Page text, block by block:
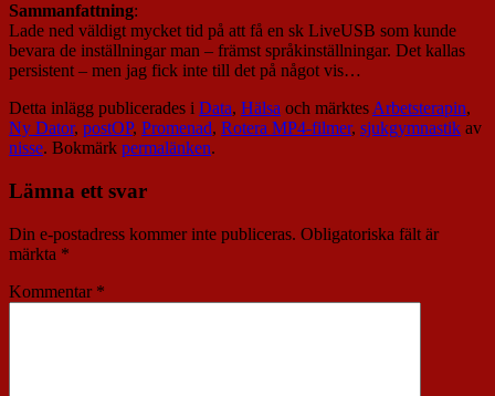
Sammanfattning:
Lade ned väldigt mycket tid på att få en sk LiveUSB som kunde
bevara de inställningar man – främst språkinställningar. Det kallas
persistent – men jag fick inte till det på något vis…
Detta inlägg publicerades i Data, Hälsa och märktesArbetsterapin,
Ny Dator, postOP, Promenad, Rotera MP4-filmer, sjukgymnastik av
nisse. Bokmärk permalänken.
Lämna ett svar
Din e-postadress kommer inte publiceras. Obligatoriska fält är
märkta *
Kommentar *